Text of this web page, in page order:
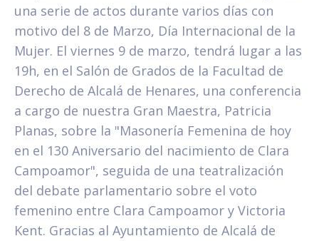
una serie de actos durante varios días con
motivo del 8 de Marzo, Día Internacional de la
Mujer. El viernes 9 de marzo, tendrá lugar a las
19h, en el Salón de Grados de la Facultad de
Derecho de Alcalá de Henares, una conferencia
a cargo de nuestra Gran Maestra, Patricia
Planas, sobre la "Masonería Femenina de hoy
en el 130 Aniversario del nacimiento de Clara
Campoamor", seguida de una teatralización
del debate parlamentario sobre el voto
femenino entre Clara Campoamor y Victoria
Kent. Gracias al Ayuntamiento de Alcalá de